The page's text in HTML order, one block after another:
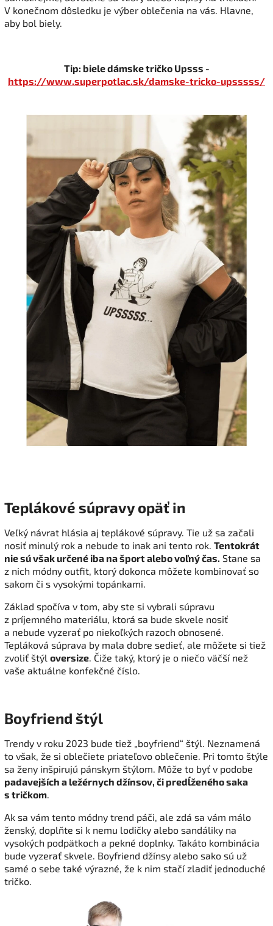
V konečnom dôsledku je výber oblečenia na vás. Hlavne,
aby bol biely.
Tip: biele dámske tričko Upsss -
https://www.superpotlac.sk/damske-tricko-upsssss/
Teplákové súpravy opäť in
Veľký návrat hlásia aj teplákové súpravy. Tie už sa začali
nosiť minulý rok a nebude to inak ani tento rok. Tentokrát
nie sú však určené iba na šport alebo voľný čas. Stane sa
z nich módny outfit, ktorý dokonca môžete kombinovať so
sakom či s vysokými topánkami.
Základ spočíva v tom, aby ste si vybrali súpravu
z príjemného materiálu, ktorá sa bude skvele nosiť
a nebude vyzerať po niekoľkých razoch obnosené.
Tepláková súprava by mala dobre sedieť, ale môžete si tiež
zvoliť štýl oversize. Čiže taký, ktorý je o niečo väčší než
vaše aktuálne konfekčné číslo.
Boyfriend štýl
Trendy v roku 2023 bude tiež „boyfriend“ štýl. Neznamená
to však, že si oblečiete priateľovo oblečenie. Pri tomto štýle
sa ženy inšpirujú pánskym štýlom. Môže to byť v podobe
padavejších a ležérnych džínsov, či predĺženého saka
s tričkom
Ak sa vám tento módny trend páči, ale zdá sa vám málo
ženský, doplňte si k nemu lodičky alebo sandáliky na
vysokých podpätkoch a pekné doplnky. Takáto kombinácia
bude vyzerať skvele. Boyfriend džínsy alebo sako sú už
samé o sebe také výrazné, že k nim stačí zladiť jednoduché
tričko.